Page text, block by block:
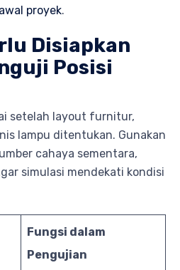
proyek.
Disiapkan
Posisi
setelah layout furnitur,
lampu ditentukan. Gunakan
cahaya sementara,
simulasi mendekati kondisi
Fungsi dalam
Pengujian